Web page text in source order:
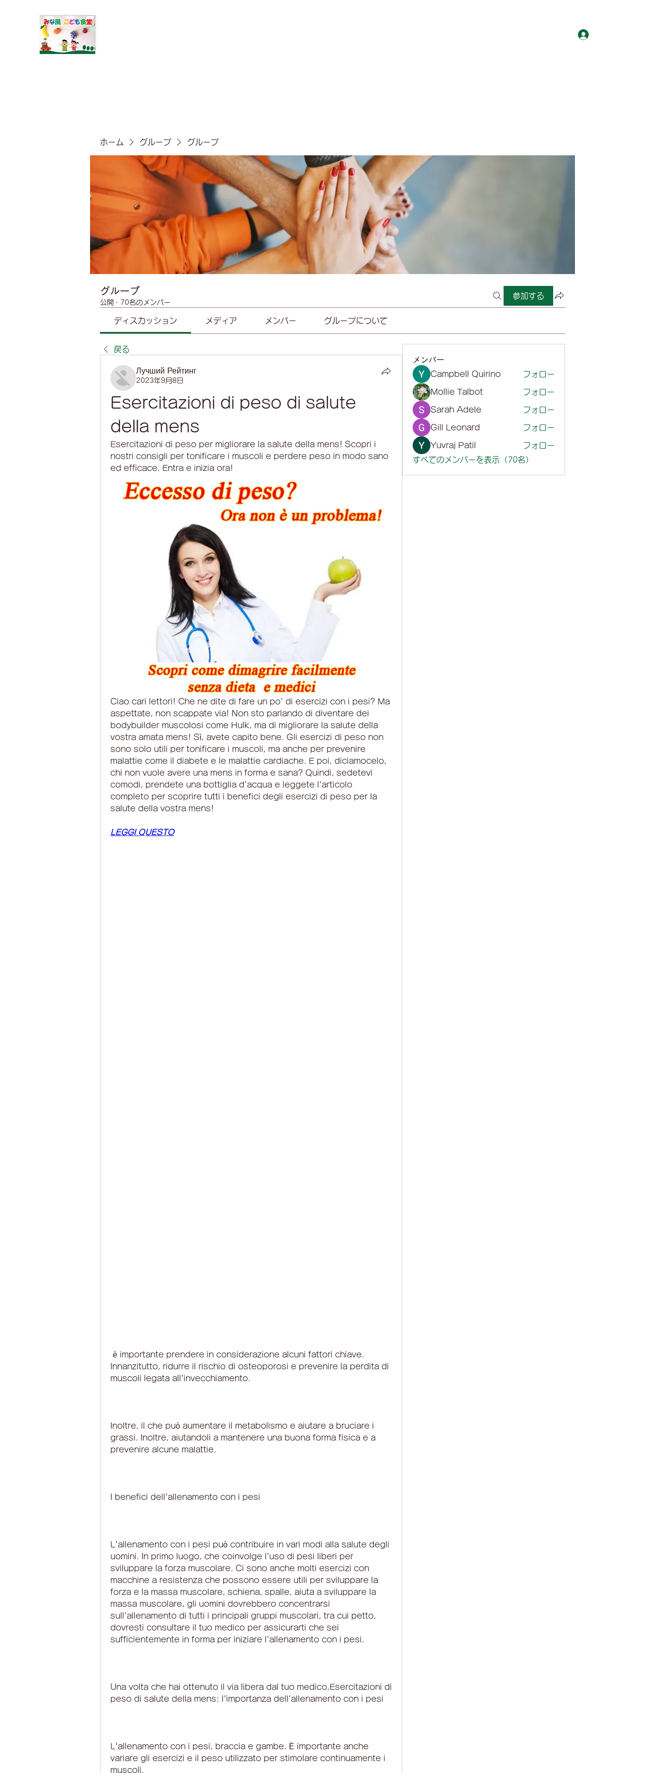
ホーム グループ グループ
グループ
公開 · 70名のメンバー
参加する
ディスカッション メディア メンバー グループについて
戻る
Лучший Рейтинг
2023年9月8日
Esercitazioni di peso di salute
della mens
Esercitazioni di peso per migliorare la salute della mens! Scopri i
nostri consigli per tonificare i muscoli e perdere peso in modo sano
ed efficace. Entra e inizia ora!
Ciao cari lettori! Che ne dite di fare un po' di esercizi con i pesi? Ma
aspettate, non scappate via! Non sto parlando di diventare dei
bodybuilder muscolosi come Hulk, ma di migliorare la salute della
vostra amata mens! Sì, avete capito bene. Gli esercizi di peso non
sono solo utili per tonificare i muscoli, ma anche per prevenire
malattie come il diabete e le malattie cardiache. E poi, diciamocelo,
chi non vuole avere una mens in forma e sana? Quindi, sedetevi
comodi, prendete una bottiglia d'acqua e leggete l'articolo
completo per scoprire tutti i benefici degli esercizi di peso per la
salute della vostra mens!
LEGGI QUESTO
Innanzitutto, ridurre il rischio di osteoporosi e prevenire la perdita di
muscoli legata all'invecchiamento.
Inoltre, il che può aumentare il metabolismo e aiutare a bruciare i
grassi. Inoltre, aiutandoli a mantenere una buona forma fisica e a
prevenire alcune malattie.
I benefici dell'allenamento con i pesi
L'allenamento con i pesi può contribuire in vari modi alla salute degli
uomini. In primo luogo, che coinvolge l'uso di pesi liberi per
sviluppare la forza muscolare. Ci sono anche molti esercizi con
macchine a resistenza che possono essere utili per sviluppare la
forza e la massa muscolare, schiena, spalle, aiuta a sviluppare la
massa muscolare, gli uomini dovrebbero concentrarsi
sull'allenamento di tutti i principali gruppi muscolari, tra cui petto,
dovresti consultare il tuo medico per assicurarti che sei
sufficientemente in forma per iniziare l'allenamento con i pesi.
Una volta che hai ottenuto il via libera dal tuo medico,Esercitazioni di
peso di salute della mens: l'importanza dell'allenamento con i pesi
L'allenamento con i pesi, braccia e gambe. È importante anche
variare gli esercizi e il peso utilizzato per stimolare continuamente i
muscoli.
メンバー
Campbell Quirino
フォロー
Mollie Talbot フォロー
Sarah Adele フォロー
Gill Leonard フォロー
Yuvraj Patil
フォロー
すべてのメンバーを表示（70名）